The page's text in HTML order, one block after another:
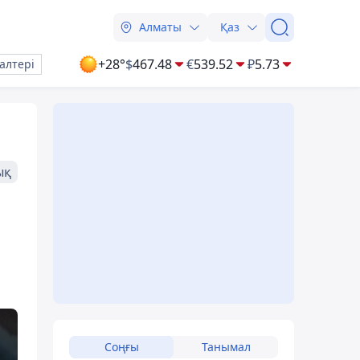
Алматы Қаз
+28°$467.48 €539.52 ₽5.73
Соңғы Танымал